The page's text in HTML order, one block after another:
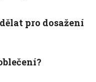
pro dosažení